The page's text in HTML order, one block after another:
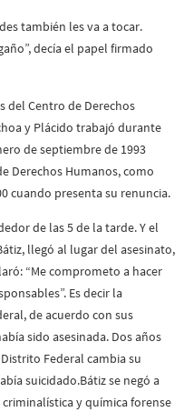
también les va a tocar.
decía el papel firmado
del Centro de Derechos
y Plácido trabajó durante
de septiembre de 1993
Derechos Humanos, como
cuando presenta su renuncia.
de las 5 de la tarde. Y el
llegó al lugar del asesinato,
“Me comprometo a hacer
Es decir la
de acuerdo con sus
sido asesinada. Dos años
Federal cambia su
suicidado.Bátiz se negó a
y química forense